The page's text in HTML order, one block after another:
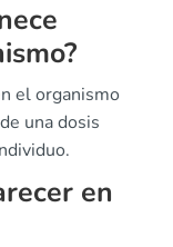
el organismo
una dosis
en